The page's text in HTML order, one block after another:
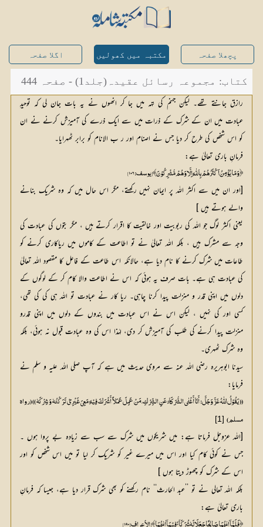
پچھلا صفحہ مکتبہ میں کھولیں اگلا صفحہ
کتاب: مجموعہ رسائل عقیدہ(جلد1) - صفحہ 444
رازق جانتے تھے۔ لیکن جہنم کی تہہ میں جا کر انھوں نے یہ بات جان لی کہ توحیدِ
عبادت میں ان کے شرک کے ذرات میں سے ایک ذرے کی آمیزش کرنے نے ان
کو اس شخص کی طرح کر دیا جس نے اصنام اور ر ب الانام کو برابر ٹھہرایا۔
فرمانِ باری تعالیٰ ہے:
﴿ وَ مَا یُؤْمِنُ اَکْثَرُھُمْ بِاللّٰہِ اِلَّا وَ ھُمْ مُّشْرِکُوْنَ﴾ [یوسف: ۱۰۶]
[اور ان میں سے اکثر اللہ پر ایمان نہیں رکھتے، مگر اس حال میں کہ وہ شریک بنانے
والے ہوتے ہیں ]
یعنی اکثر لوگ جو اللہ کی ربوبیت اور خالقیت کا اقرار کرتے ہیں ، مگر بتوں کی عبادت کی
وجہ سے مشرک ہیں ، بلکہ اللہ تعالیٰ نے تو اطاعت کے کاموں میں ریاکاری کرنے کو
طاعات میں شرک کرنے کا نام دیا ہے، حالانکہ اس طاعت کے فاعل کا مقصود اللہ تعالیٰ
کی عبادت ہی ہے۔ بات صرف یہ ہوئی کہ اس نے اطاعت والا کام کر کے لوگوں کے
دلوں میں اپنی قدر و منزلت پیدا کرنا چاہی۔ ریا کار نے عبادت تو اللہ ہی کی کی تھی،
کسی اور کی نہیں ، لیکن اس نے اس عبادت میں بندوں کے دلوں میں اپنی قدرو
منزلت پیدا کرنے کی طلب کی آمیزش کر دی، لہٰذا اس کی وہ عبادت قبول نہ ہوئی، بلکہ
وہ شرک ٹھہری۔
سیدنا ابوہریرہ رضی اللہ عنہ سے مروی حدیث میں ہے کہ آپ صلی اللہ علیہ و سلم نے
فرمایا:
(( یَقُوْلُ اللّٰہُ عَزَّ وَجَلَّ: أَنَا أَغْنٰی الشُّرَکَائِ عَنِ الشِّرْکِ، مَنْ عَمِلَ عَمَلاً أَشْرَکَ فِیْہِ مَعِيَ غَیْرِيْ تَرَکْتُہٗ وَ شِرْکَہٗ )) (رواہ
مسلم) [1]
[اللہ عزوجل فرماتا ہے: میں شریکوں میں شرک سے سب سے زیادہ بے پروا ہوں ۔
جس نے کوئی کام کیا اور اس میں میرے غیر کو شریک کر لیا تو میں اس شخص کو اور
اس کے شرک کو چھوڑ دیتا ہوں ]
بلکہ اللہ تعالی نے تو ’’عبد الحارث‘‘ نام رکھنے کو بھی شرک قرار دیا ہے، جیسا کہ فرمانِ
باری تعالیٰ ہے:
﴿ فَلَمَّآ اٰتٰھُمَا صَالِحًا جَعَلَا لَہٗ شُرَکَآئَ فِیْمَآ اٰتٰھُمَا﴾ [الأعراف: ۱۹۰]